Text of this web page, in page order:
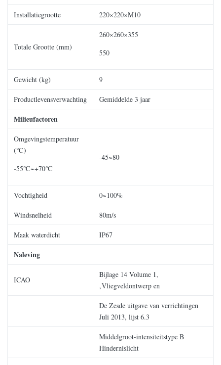
Installatiegrootte 220×220×M10
Totale Grootte (mm)
260×260×355
550
Gewicht (kg) 9
Productlevensverwachting Gemiddelde 3 jaar
Milieufactoren
Omgevingstemperatuur
(℃)
-55℃~+70℃
-45~80
Vochtigheid 0~100%
Windsnelheid 80m/s
Maak waterdicht IP67
Naleving
ICAO
Bijlage 14 Volume 1,
‚Vliegveldontwerp en
De Zesde uitgave van verrichtingen
Juli 2013, lijst 6.3
Middelgroot-intensiteitstype B
Hindernislicht